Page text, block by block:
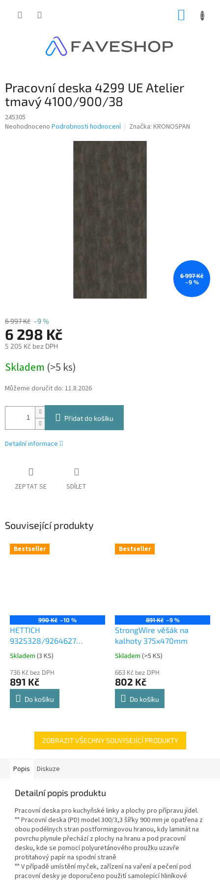
Pracovní deska 4299 UE Atelier
tmavý 4100/900/38
245305
Průměrné
Neohodnoceno Podrobnosti hodnocení Značka: KRONOSPAN
6 997 Kč
–9 %
6 997 Kč –9 %
6 298 Kč
5 205 Kč bez DPH
cena:
Skladem (>5 ks)
Můžeme doručit do: 11.8.2026
Přidat do košíku
Detailní informace
ZEPTAT SE SDÍLET
Související produkty
Bestseller
990 Kč –10 %
HETTICH
9325328/9264627
Comfort Spin 360° otočná
police 8kg
Průměrné
produktu
je
4,8
Skladem (3 KS)
736 Kč bez DPH
891 Kč
Do košíku
Bestseller
891 Kč –9 %
StrongWire věšák na
kalhoty 375x470mm
Průměrné
produktu
je
4,8
Skladem (>5 KS)
663 Kč bez DPH
802 Kč
Do košíku
ZOBRAZIT VŠECHNY SOUVISEJÍCÍ PRODUKTY
Popis Diskuze
Detailní popis produktu
Pracovní deska pro kuchyňské linky a plochy pro přípravu jídel.
"" Pracovní deska (PD) model 300/3,3 šířky 900 mm je opatřena z
obou podélnych stran postformingovou hranou, kdy laminát na
povrchu plynule přechází z plochy na hranu a pod pracovní
desku, kde se pomocí polyuretánového proužku uzavře
protitahový papír na spodní straně
"" V případě umístění myček, zařízení na vaření a pečení pod
pracovní desky je doporučeno použití samolepící hliníkové